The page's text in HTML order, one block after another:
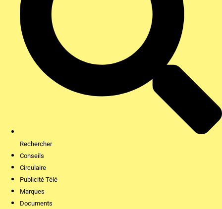
Rechercher
Conseils
Circulaire
Publicité Télé
Marques
Documents